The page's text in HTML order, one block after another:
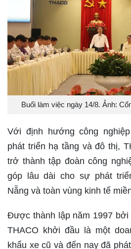
Buổi làm việc ngày 14/8. Ảnh:
Với định hướng công
phát triển hạ tầng và đô thị,
trở thành tập đoàn công
góp lâu dài cho sự phát
Nẵng và toàn vùng kinh tế
Được thành lập năm 1997 bởi
THACO khởi đầu là một
khẩu xe cũ và đến nay đã